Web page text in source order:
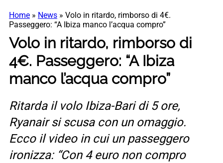
Home » News » Volo in ritardo, rimborso di 4€.
Passeggero: “A Ibiza manco l’acqua compro”
Volo in ritardo, rimborso di
4€. Passeggero: “A Ibiza
manco l’acqua compro”
Ritarda il volo Ibiza-Bari di 5 ore,
Ryanair si scusa con un omaggio.
Ecco il video in cui un passeggero
ironizza: “Con 4 euro non compro